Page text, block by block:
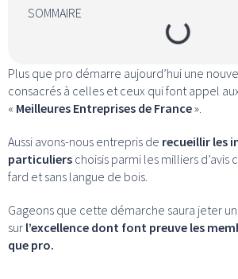
Plus que pro démarre aujourd’hui une
consacrés à celles et ceux qui font appel
« Meilleures Entreprises de France».
Aussi avons-nous entrepris de recueillir les
particuliers choisis parmi les milliers d’avis
fard et sans langue de bois.
Gageons que cette démarche saura jeter
sur l’excellence dont font preuve les
que pro.
SOMMAIRE